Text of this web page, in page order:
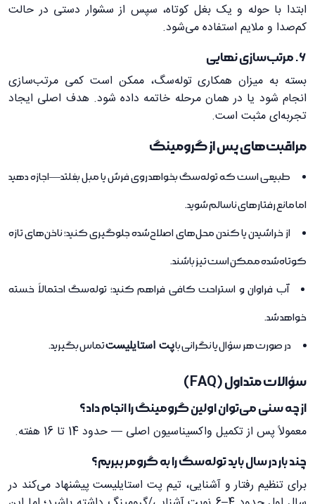
ابتدا با حوله و یک بغل کوتاه، سپس از سشوار دستی در حالت
کم‌صدا و ملایم استفاده می‌شود.
6. مرتب‌سازی نهایی
بسته به میزان همکاری توله‌سگ، ممکن است کمی مرتب‌سازی
انجام شود یا در همان مرحله خاتمه داده شود. هدف اصلی ایجاد
تجربه‌ای مثبت است.
مراقبت‌های پس از گرومینگ
طبیعی است که توله‌سگ بخواهد روی فرش یا مبل بغلتد—اجازه دهید
اما مانع رفتارهای ناسالم شوید.
از خراشیدن یا کندن محل‌های اصلاح‌شده جلوگیری کنید؛ ناخن‌های تازه
کوتاه‌شده ممکن است تیز باشند.
آب فراوان و استراحت کافی فراهم کنید؛ توله‌سگ احتمالاً خسته
خواهد شد.
در صورت هر سؤال یا نگرانی باپت استایلیستتماس بگیرید.
سؤالات متداول (FAQ)
از چه سنی می‌توان اولین گرومینگ را انجام داد؟
معمولاً پس از تکمیل واکسیناسیون اصلی — حدود 14 تا 16 هفته.
چند بار در سال باید توله‌سگ را به گرومر ببریم؟
برای تنظیم رفتار و آشنایی، تیم پت استایلیست پیشنهاد می‌کند در